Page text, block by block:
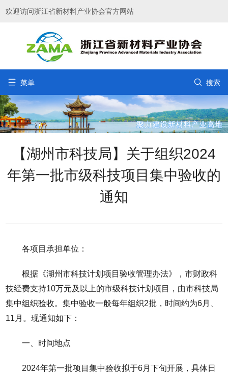
欢迎访问浙江省新材料产业协会官方网站
 菜单  搜索
【湖州市科技局】关于组织2024
年第一批市级科技项目集中验收的
通知
各项目承担单位：
根据《湖州市科技计划项目验收管理办法》，市财政科
技经费支持10万元及以上的市级科技计划项目，由市科技局
集中组织验收。集中验收一般每年组织2批，时间约为6月、
11月。现通知如下：
一、时间地点
2024年第一批项目集中验收拟于6月下旬开展，具体日